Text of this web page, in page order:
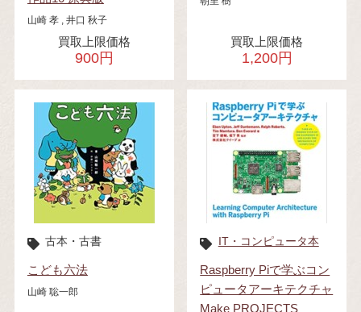
山崎 孝 , 井口 秋子
買取上限価格
900円
買取上限価格
1,200円
古本・古書
こども六法
山崎 聡一郎
IT・コンピュータ本
Raspberry Piで学ぶコン
ピュータアーキテクチャ
Make PROJECTS